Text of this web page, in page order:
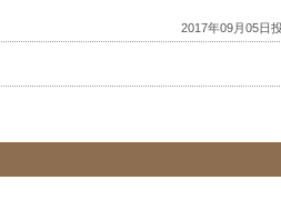
2017年09月05日